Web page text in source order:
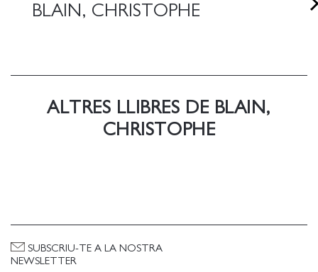
BLAIN, CHRISTOPHE
ALTRES LLIBRES DE BLAIN,
CHRISTOPHE
SUBSCRIU-TE A LA NOSTRA
NEWSLETTER